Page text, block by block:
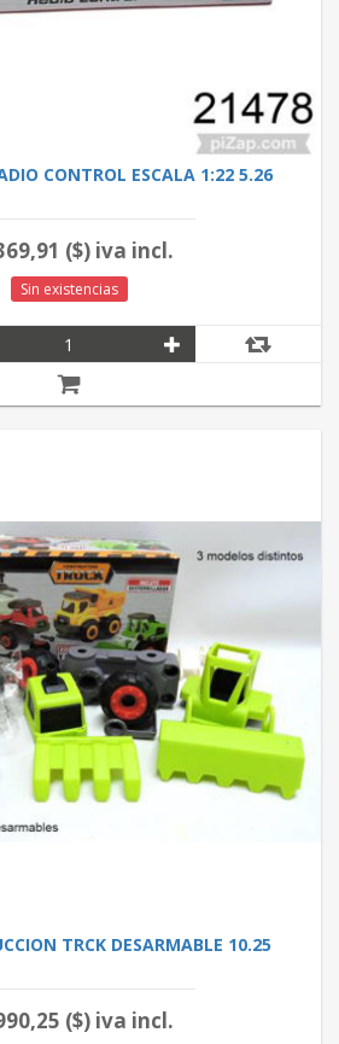
CONTROL ESCALA 1:22 5.26
($) iva incl.
Sin existencias
TRCK DESARMABLE 10.25
($) iva incl.